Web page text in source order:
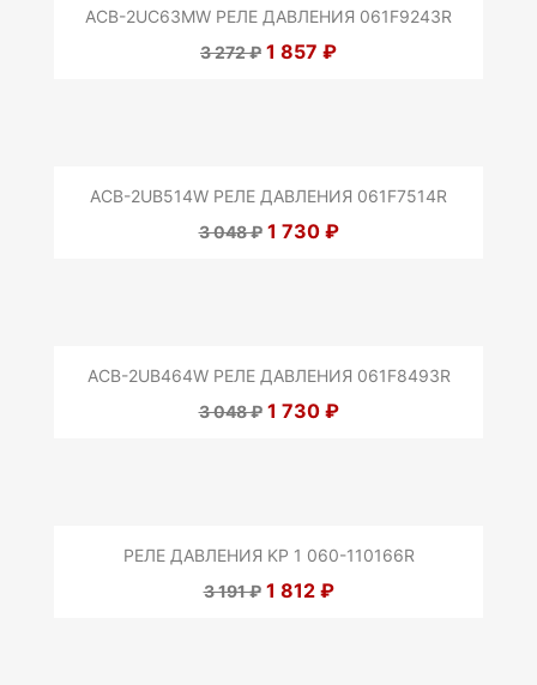
ACB-2UC63MW РЕЛЕ ДАВЛЕНИЯ 061F9243R
3 272 ₽ 1 857 ₽
ACB-2UB514W РЕЛЕ ДАВЛЕНИЯ 061F7514R
3 048 ₽ 1 730 ₽
ACB-2UB464W РЕЛЕ ДАВЛЕНИЯ 061F8493R
3 048 ₽ 1 730 ₽
РЕЛЕ ДАВЛЕНИЯ KP 1 060-110166R
3 191 ₽ 1 812 ₽